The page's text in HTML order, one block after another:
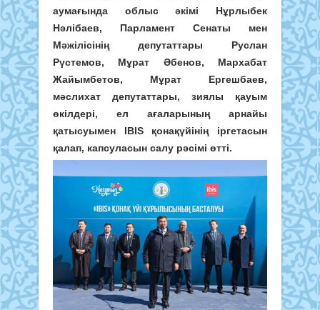
аумағында облыс әкімі Нұрлыбек
Нәлібаев, Парламент Сенаты мен
Мәжілісінің депутаттары Руслан
Рүстемов, Мұрат Әбенов, Мархабат
Жайымбетов, Мұрат Ергешбаев,
мәслихат депутаттары, зиялы қауым
өкілдері, ел ағаларының арнайы
қатысуымен IBIS қонақүйінің іргетасын
қалап, капсуласын салу рәсімі өтті.